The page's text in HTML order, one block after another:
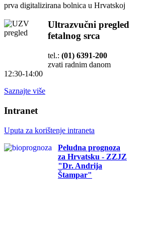
prva digitalizirana bolnica u Hrvatskoj
Ultrazvučni pregled
fetalnog srca
tel.: (01) 6391-200
zvati radnim danom
12:30-14:00
Saznajte više
Intranet
Uputa za korištenje intraneta
Peludna prognoza
za Hrvatsku - ZZJZ
"Dr. Andrija
Štampar"